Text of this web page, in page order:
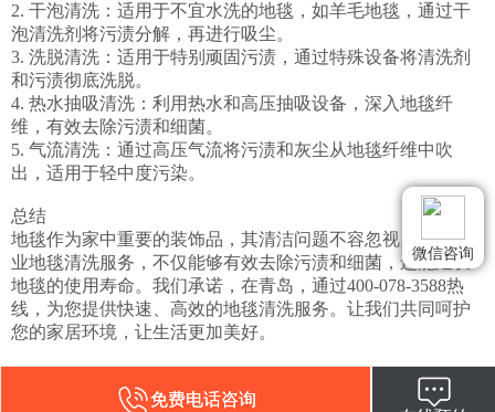
2. 干泡清洗：适用于不宜水洗的地毯，如羊毛地毯，通过干
泡清洗剂将污渍分解，再进行吸尘。
3. 洗脱清洗：适用于特别顽固污渍，通过特殊设备将清洗剂
和污渍彻底洗脱。
4. 热水抽吸清洗：利用热水和高压抽吸设备，深入地毯纤
维，有效去除污渍和细菌。
5. 气流清洗：通过高压气流将污渍和灰尘从地毯纤维中吹
出，适用于轻中度污染。
总结
地毯作为家中重要的装饰品，其清洁问题不容忽视。选择专
业地毯清洗服务，不仅能够有效去除污渍和细菌，还能延长
地毯的使用寿命。我们承诺，在青岛，通过400-078-3588热
线，为您提供快速、高效的地毯清洗服务。让我们共同呵护
您的家居环境，让生活更加美好。
免费电话咨询
微信咨询